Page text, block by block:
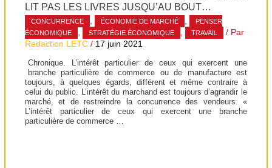
LIT PAS LES LIVRES JUSQU’AU BOUT…
CONCURRENCE , ÉCONOMIE DE MARCHÉ ,
PENSER
ÉCONOMIQUE
, STRATÉGIE ÉCONOMIQUE , TRAVAIL
/ Par
Redaction LETC / 17 juin 2021
Chronique. L’intérêt particulier de ceux qui exercent une
branche particulière de commerce ou de manufacture est
toujours, à quelques égards, différent et même contraire à
celui du public. L’intérêt du marchand est toujours d’agrandir le
marché, et de restreindre la concurrence des vendeurs. «
L’intérêt particulier de ceux qui exercent une branche
particulière de commerce …